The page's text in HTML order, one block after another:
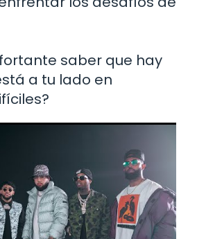
saber que hay
a tu lado en